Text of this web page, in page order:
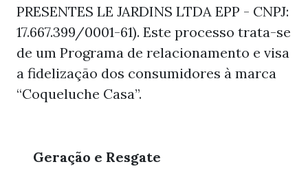
PRESENTES LE JARDINS LTDA EPP - CNPJ:
17.667.399/0001-61). Este processo trata-se
de um Programa de relacionamento e visa
a fidelização dos consumidores à marca
“Coqueluche Casa”.
Geração e Resgate